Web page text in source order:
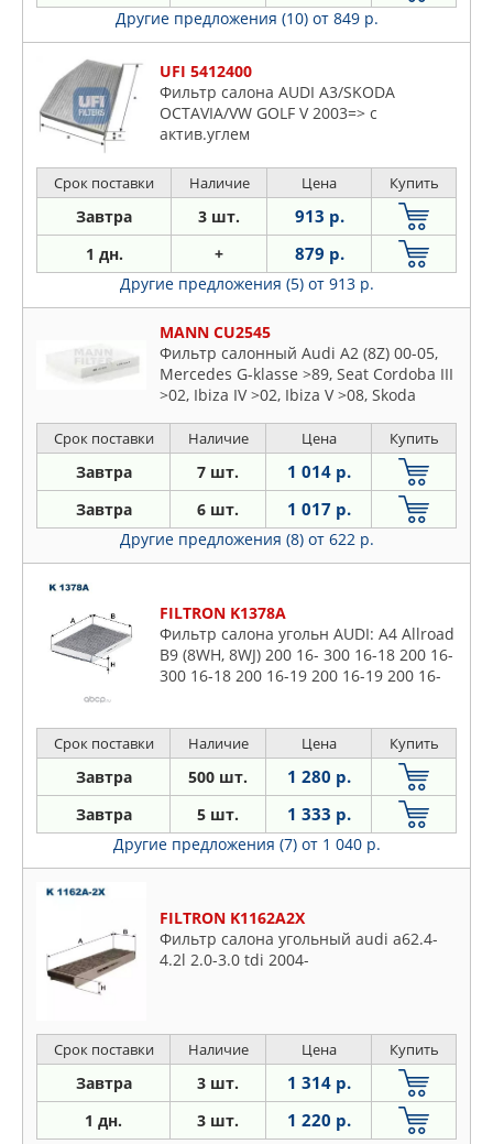
Другие предложения (10) от 849 р.
UFI 5412400
Фильтр салона AUDI A3/SKODA
OCTAVIA/VW GOLF V 2003=> с
актив.углем
Срок поставки Наличие Цена Купить
Завтра 3 шт. 913 р.
1 дн. + 879 р.
Другие предложения (5) от 913 р.
MANN CU2545
Фильтр салонный Audi A2 (8Z) 00-05,
Mercedes G-klasse >89, Seat Cordoba III
>02, Ibiza IV >02, Ibiza V >08, Skoda
Roomster >06, VW Fox >05, Polo IV >01,
Polo V >11
Срок поставки Наличие Цена Купить
Завтра 7 шт. 1 014 р.
Завтра 6 шт. 1 017 р.
Другие предложения (8) от 622 р.
FILTRON K1378A
Фильтр салона угольн AUDI: A4 Allroad
B9 (8WH, 8WJ) 200 16- 300 16-18 200 16-
300 16-18 200 16-19 200 16-19 200 16-
Срок поставки Наличие Цена Купить
Завтра 500 шт. 1 280 р.
Завтра 5 шт. 1 333 р.
Другие предложения (7) от 1 040 р.
FILTRON K1162A2X
Фильтр салона угольный audi a62.4-
4.2l 2.0-3.0 tdi 2004-
Срок поставки Наличие Цена Купить
Завтра 3 шт. 1 314 р.
1 дн. 3 шт. 1 220 р.